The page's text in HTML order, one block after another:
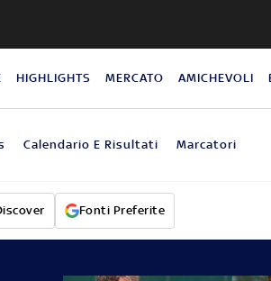
HIGHLIGHTS MERCATO AMICHEVOLI
Calendario E Risultati Marcatori
Fonti Preferite